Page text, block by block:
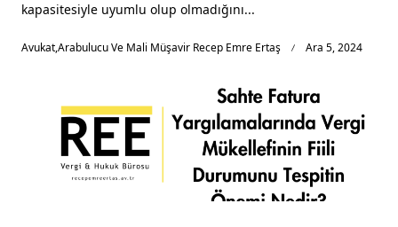
kapasitesiyle uyumlu olup olmadığını...
Avukat,Arabulucu Ve Mali Müşavir Recep Emre Ertaş Ara 5, 2024